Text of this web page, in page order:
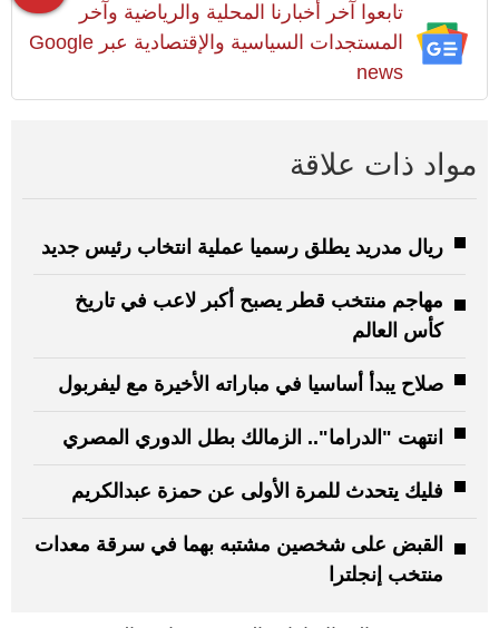
تابعوا آخر أخبارنا المحلية والرياضية وآخر
المستجدات السياسية والإقتصادية عبر Google
news
مواد ذات علاقة
ريال مدريد يطلق رسميا عملية انتخاب رئيس جديد
مهاجم منتخب قطر يصبح أكبر لاعب في تاريخ
كأس العالم
صلاح يبدأ أساسيا في مباراته الأخيرة مع ليفربول
انتهت "الدراما".. الزمالك بطل الدوري المصري
فليك يتحدث للمرة الأولى عن حمزة عبدالكريم
القبض على شخصين مشتبه بهما في سرقة معدات
منتخب إنجلترا